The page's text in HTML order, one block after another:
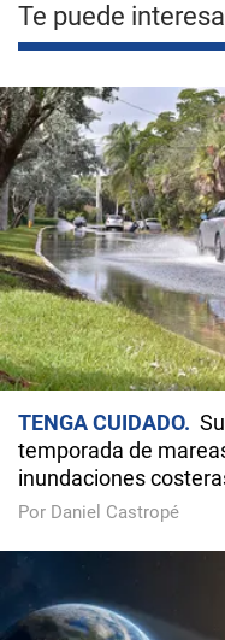
Te puede
TENGA CUIDADO
temporada de
inundaciones
Por Daniel Castropé